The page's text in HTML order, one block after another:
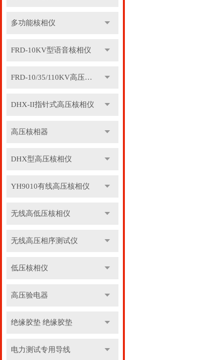
多功能核相仪
FRD-10KV型语音核相仪
FRD-10/35/110KV高压语音核相器
DHX-II指针式高压核相仪
高压核相器
DHX型高压核相仪
YH9010有线高压核相仪
无线高低压核相仪
无线高压相序测试仪
低压核相仪
高压验电器
绝缘胶垫 绝缘胶垫
电力测试专用导线